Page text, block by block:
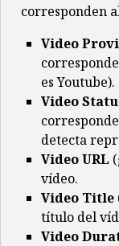
corresponden
Video
es Youtube).
Video
detecta
Video URL
vídeo.
Video Title
título del
Video